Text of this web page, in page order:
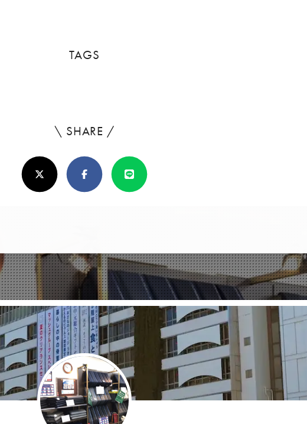
TAGS
\ SHARE /
ろ
し
け
シ
ェ
ア
し
て
く
だ
さ
X(Twitter)FacebookLine